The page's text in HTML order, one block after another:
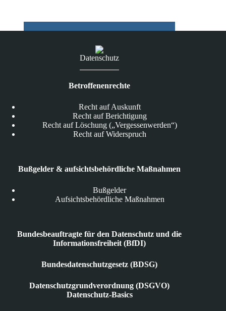
Datenschutz
Betroffenenrechte
Recht auf Auskunft
Recht auf Berichtigung
Recht auf Löschung („Vergessenwerden“)
Recht auf Widerspruch
Bußgelder & aufsichtsbehördliche Maßnahmen
Bußgelder
Aufsichtsbehördliche Maßnahmen
Bundesbeauftragte für den Datenschutz und die
Informationsfreiheit (BfDI)
Bundesdatenschutzgesetz (BDSG)
Datenschutzgrundverordnung (DSGVO)
Datenschutz-Basics